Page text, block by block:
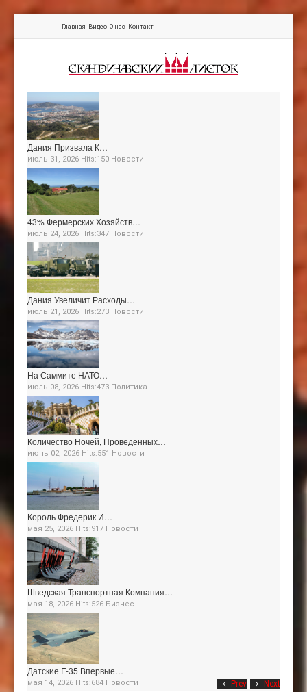
Главная Видео О нас Контакт
Prev Next
Дания Призвала К…
июль 31, 2026 Hits:150 Новости
43% Фермерских Хозяйств…
июль 24, 2026 Hits:347 Новости
Дания Увеличит Расходы…
июль 21, 2026 Hits:273 Новости
На Саммите НАТО…
июль 08, 2026 Hits:473 Политика
Количество Ночей, Проведенных…
июнь 02, 2026 Hits:551 Новости
Король Фредерик И…
мая 25, 2026 Hits:917 Новости
Шведская Транспортная Компания…
мая 18, 2026 Hits:526 Бизнес
Датские F-35 Впервые…
мая 14, 2026 Hits:684 Новости